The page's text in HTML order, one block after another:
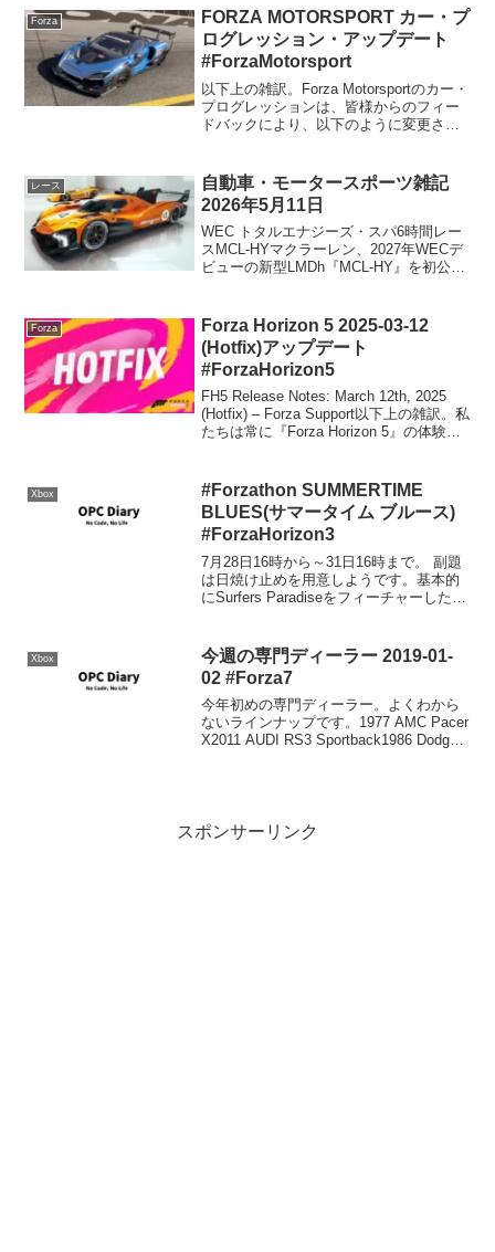
ド50% バックステ...
Forza
FORZA MOTORSPORT カー・プ
ログレッション・アップデート
#ForzaMotorsport
以下上の雑訳。Forza Motorsportのカー・
プログレッションは、皆様からのフィー
ドバックにより、以下のように変更され
要な変更点の概要をご紹介し...
レース
自動車・モータースポーツ雑記
2026年5月11日
WEC トタルエナジーズ・スパ6時間レー
スMCL-HYマクラーレン、2027年WECデ
ビューの新型LMDh『MCL-HY』を初公
ーレンのLMD...
Forza
Forza Horizon 5 2025-03-12
(Hotfix)アップデート
#ForzaHorizon5
FH5 Release Notes: March 12th, 2025
(Hotfix) – Forza Support以下上の雑訳。私
たちは常に『Forza Horizon 5』の体験を
Xbox
#Forzathon SUMMERTIME
BLUES(サマータイム ブルース)
#ForzaHorizon3
7月28日16時から～31日16時まで。 副題
は日焼け止めを用意しようです。基本的
にSurfers Paradiseをフィーチャーした
Xbox
今週の専門ディーラー 2019-01-
02 #Forza7
今年初めの専門ディーラー。よくわから
ないラインナップです。1977 AMC Pacer
X2011 AUDI RS3 Sportback1986 Dodge
スポンサーリンク